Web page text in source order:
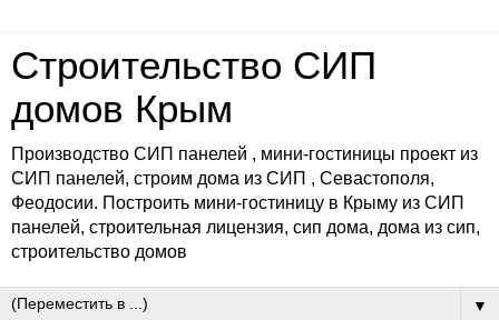
Строительство СИП
домов Крым
Производство СИП панелей , мини-гостиницы проект из
СИП панелей, строим дома из СИП , Севастополя,
Феодосии. Построить мини-гостиницу в Крыму из СИП
панелей, строительная лицензия, сип дома, дома из сип,
строительство домов
▼